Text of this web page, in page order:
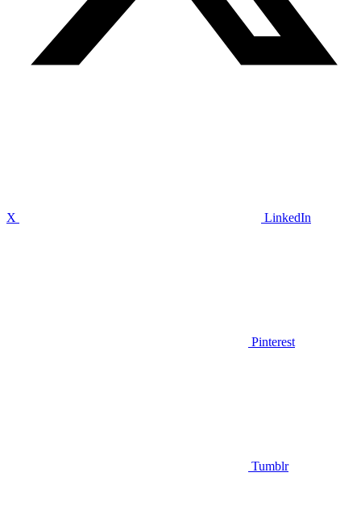
X LinkedIn
Pinterest
Tumblr